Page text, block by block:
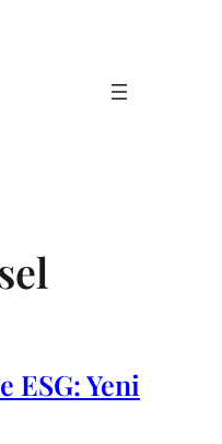
Yeni